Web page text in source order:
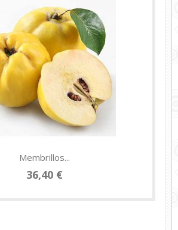
Membrillos...
36,40 €